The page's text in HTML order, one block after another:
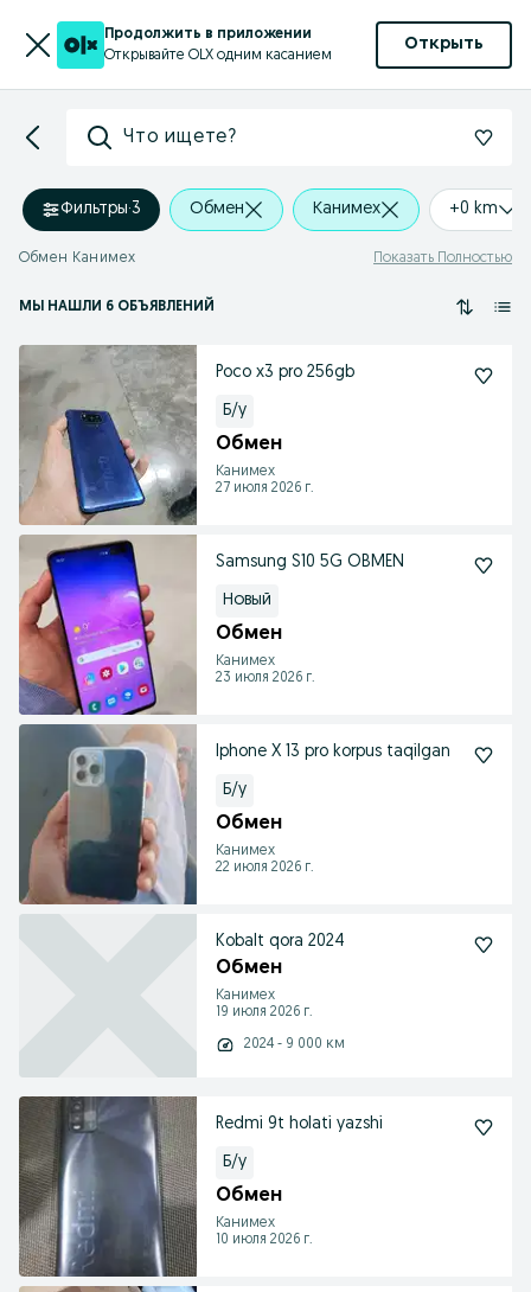
Продолжить в приложении
Открывайте OLX одним касанием
Открыть
Что ищете?
Фильтры·3 Обмен Канимех +0 km
Обмен Канимех Показать Полностью
МЫ НАШЛИ 6 ОБЪЯВЛЕНИЙ
Poco x3 pro 256gb
Б/у
Обмен
Канимех
27 июля 2026 г.
Samsung S10 5G OBMEN
Новый
Обмен
Канимех
23 июля 2026 г.
Iphone X 13 pro korpus taqilgan
Б/у
Обмен
Канимех
22 июля 2026 г.
Kobalt qora 2024
Обмен
Канимех
19 июля 2026 г.
2024 - 9 000 км
Redmi 9t holati yazshi
Б/у
Обмен
Канимех
10 июля 2026 г.